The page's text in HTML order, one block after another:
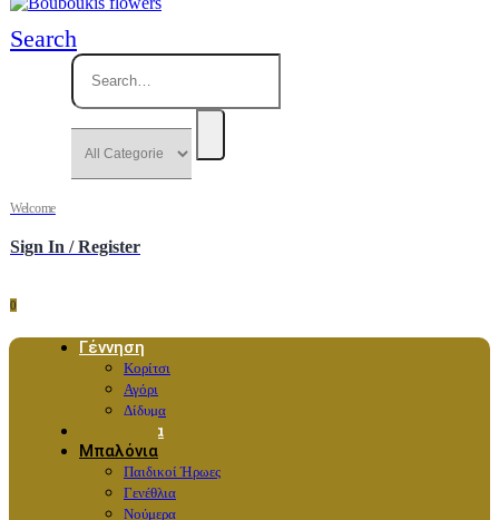
Search
Welcome
Sign In / Register
0
Γέννηση
Κορίτσι
Αγόρι
Δίδυμα
Λουλούδια
Μπαλόνια
Παιδικοί Ήρωες
Γενέθλια
Νούμερα